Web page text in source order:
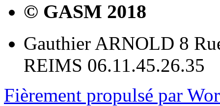
© GASM 2018
Gauthier ARNOLD 8
REIMS 06.11.45.26.35
Fièrement propulsé par